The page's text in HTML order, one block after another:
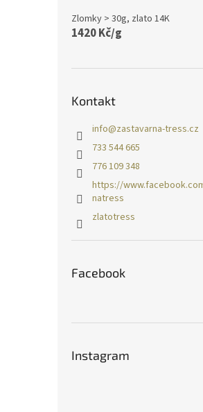
Zlomky > 30g, zlato 14K
1420 Kč/g
Kontakt
info@zastavarna-tress.cz
733 544 665
776 109 348
https://
natress
zlatotress
Facebook
Instagram